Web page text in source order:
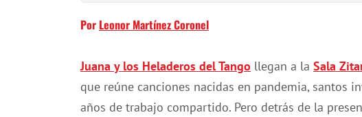
Por Leonor Martínez Coronel
Juana y los Heladeros del Tango llegan a la Sala
que reúne canciones nacidas en pandemia, santos
años de trabajo compartido. Pero detrás de la